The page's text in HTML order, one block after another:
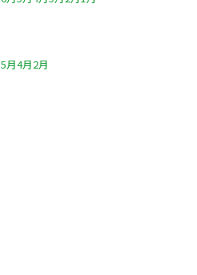
5月4月2月